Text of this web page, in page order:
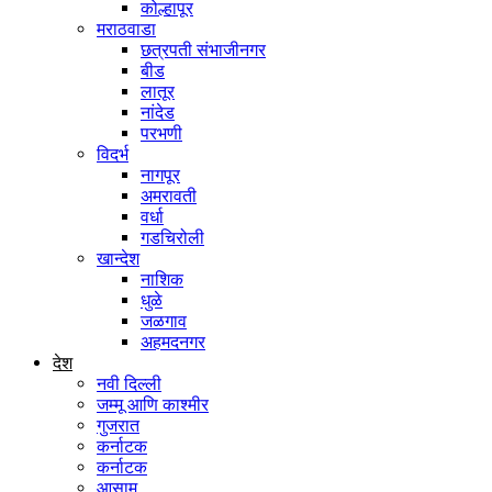
कोल्हापूर
मराठवाडा
छत्रपती संभाजीनगर
बीड
लातूर
नांदेड
परभणी
विदर्भ
नागपूर
अमरावती
वर्धा
गडचिरोली
खान्देश
नाशिक
धुळे
जळगाव
अहमदनगर
देश
नवी दिल्ली
जम्मू आणि काश्मीर
गुजरात
कर्नाटक
कर्नाटक